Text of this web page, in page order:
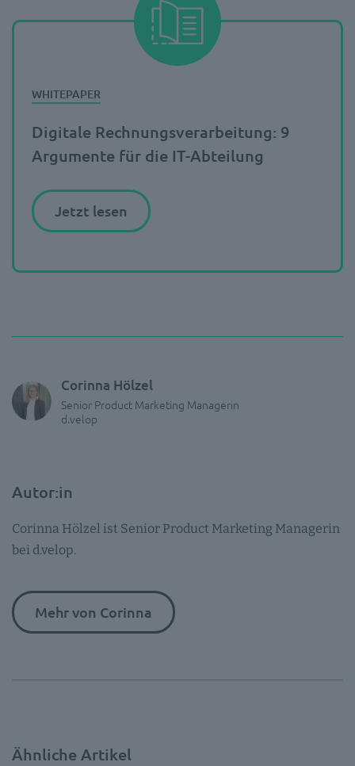
Digitale Rechnungsverarbeitung: 9
Argumente für die IT-Abteilung
Jetzt lesen
Autor:in
Corinna Hölzel ist Senior Product Marketing Managerin
bei d.velop.
Mehr von Corinna
Corinna Hölzel
Senior Product Marketing Managerin
d.velop
Ähnliche Artikel